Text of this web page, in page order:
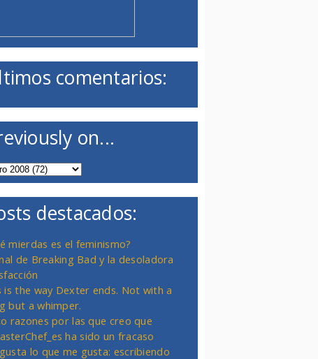
comentarios:
on...
destacados:
mierdas es el feminismo?
de Breaking Bad y la desoladora
is the way Dexter ends. Not with a
but a whimper.
razones por las que creo que
ha sido un fracaso
lo que me gusta: escribiendo